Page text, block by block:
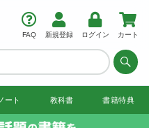
FAQ 新規登録 ログイン カート
ノート 教科書 書籍特典